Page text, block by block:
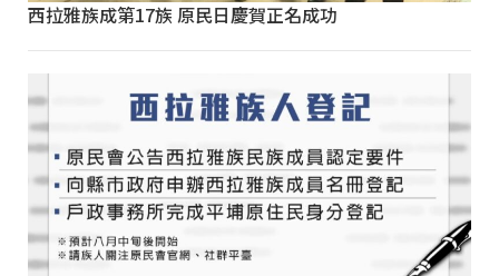
西拉雅族成第17族 原民日慶賀正名成功